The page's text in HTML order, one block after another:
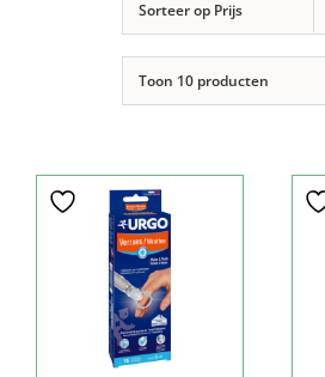
Sorteer op Prijs
Toon 10 producten